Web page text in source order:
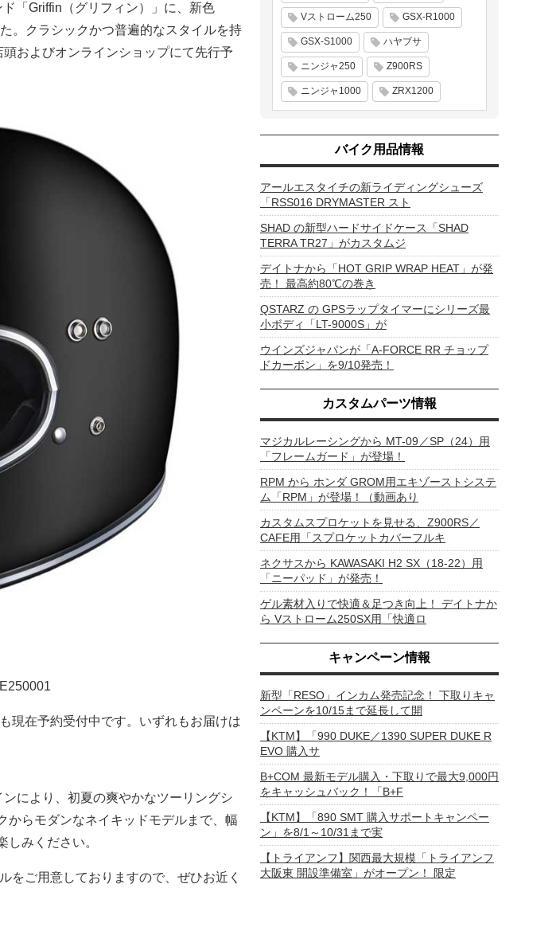
「Griffin（グリフィン）」に、新色
。クラシックかつ普遍的なスタイルを持
およびオンラインショップにて先行予
現在予約受付中です。いずれもお届けは
により、初夏の爽やかなツーリングシ
からモダンなネイキッドモデルまで、幅
みください。
をご用意しておりますので、ぜひお近く
Vストローム250 GSX-R1000
GSX-S1000 ハヤブサ
ニンジャ250 Z900RS
ニンジャ1000 ZRX1200
バイク用品情報
アールエスタイチの新ライディングシューズ
「RSS016 DRYMASTER スト
SHAD の新型ハードサイドケース「SHAD
TERRA TR27」がカスタムジ
デイトナから「HOT GRIP WRAP HEAT」が発
売！ 最高約80℃の巻き
QSTARZ の GPSラップタイマーにシリーズ最
小ボディ「LT-9000S」が
ウインズジャパンが「A-FORCE RR チョップ
ドカーボン」を9/10発売！
カスタムパーツ情報
マジカルレーシングから MT-09／SP（24）用
「フレームガード」が登場！
RPM から ホンダ GROM用エキゾーストシステ
ム「RPM」が登場！（動画あり
カスタムスプロケットを見せる、Z900RS／
CAFE用「スプロケットカバーフルキ
ネクサスから KAWASAKI H2 SX（18-22）用
「ニーパッド」が発売！
ゲル素材入りで快適＆足つき向上！ デイトナか
ら Vストローム250SX用「快適ロ
キャンペーン情報
新型「RESO」インカム発売記念！ 下取りキャ
ンペーンを10/15まで延長して開
【KTM】「990 DUKE／1390 SUPER DUKE R
EVO 購入サ
B+COM 最新モデル購入・下取りで最大9,000円
をキャッシュバック！「B+F
【KTM】「890 SMT 購入サポートキャンペー
ン」を8/1～10/31まで実
【トライアンフ】関西最大規模「トライアンフ
大阪東 開設準備室」がオープン！ 限定